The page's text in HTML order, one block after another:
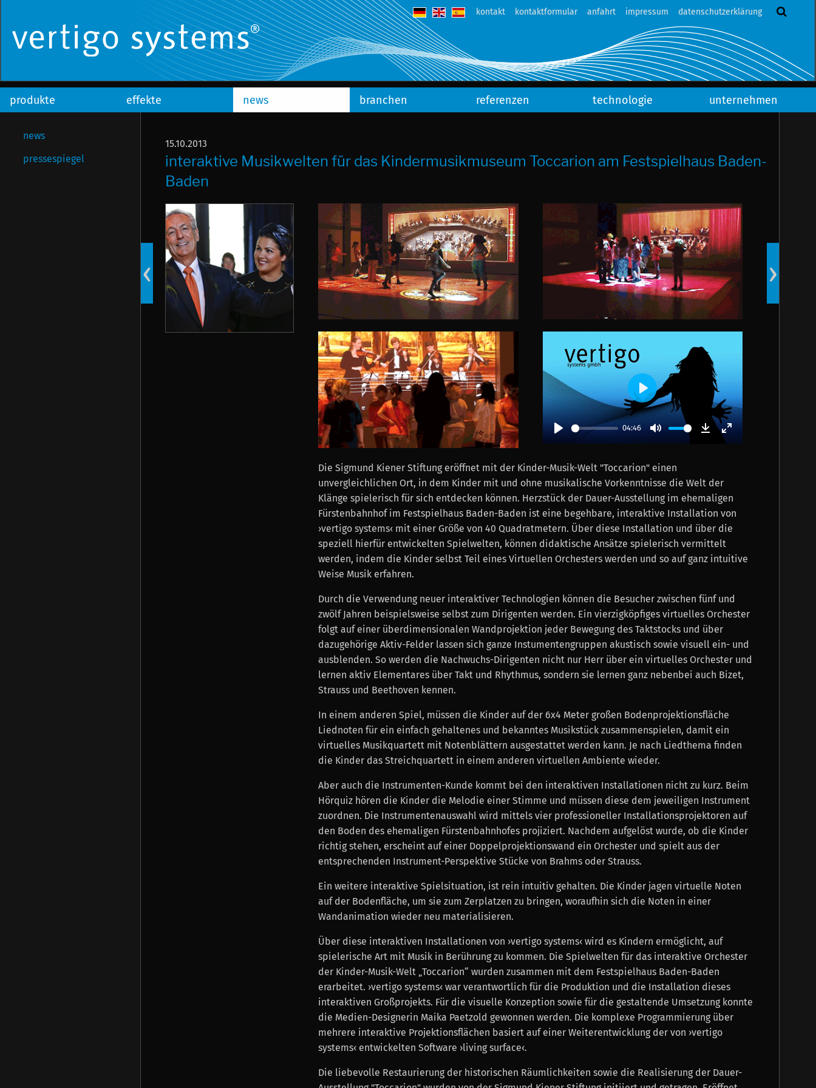
kontakt kontaktformular anfahrt impressum datenschutzerklärung
produkte effekte news branchen referenzen technologie unternehmen
news
pressespiegel
‹ ›
15.10.2013
interaktive Musikwelten für das Kindermusikmuseum Toccarion am Festspielhaus Baden-
Baden
Play
04:46
Mute Download
Enter
Play
Die Sigmund Kiener Stiftung eröffnet mit der Kinder-Musik-Welt "Toccarion" einen
unvergleichlichen Ort, in dem Kinder mit und ohne musikalische Vorkenntnisse die Welt der
Klänge spielerisch für sich entdecken können. Herzstück der Dauer-Ausstellung im ehemaligen
Fürstenbahnhof im Festspielhaus Baden-Baden ist eine begehbare, interaktive Installation von
›vertigo systems‹ mit einer Größe von 40 Quadratmetern. Über diese Installation und über die
speziell hierfür entwickelten Spielwelten, können didaktische Ansätze spielerisch vermittelt
werden, indem die Kinder selbst Teil eines Virtuellen Orchesters werden und so auf ganz intuitive
Weise Musik erfahren.
Durch die Verwendung neuer interaktiver Technologien können die Besucher zwischen fünf und
zwölf Jahren beispielsweise selbst zum Dirigenten werden. Ein vierzigköpfiges virtuelles Orchester
folgt auf einer überdimensionalen Wandprojektion jeder Bewegung des Taktstocks und über
dazugehörige Aktiv-Felder lassen sich ganze Instumentengruppen akustisch sowie visuell ein- und
ausblenden. So werden die Nachwuchs-Dirigenten nicht nur Herr über ein virtuelles Orchester und
lernen aktiv Elementares über Takt und Rhythmus, sondern sie lernen ganz nebenbei auch Bizet,
Strauss und Beethoven kennen.
In einem anderen Spiel, müssen die Kinder auf der 6x4 Meter großen Bodenprojektionsfläche
Liednoten für ein einfach gehaltenes und bekanntes Musikstück zusammenspielen, damit ein
virtuelles Musikquartett mit Notenblättern ausgestattet werden kann. Je nach Liedthema finden
die Kinder das Streichquartett in einem anderen virtuellen Ambiente wieder.
Aber auch die Instrumenten-Kunde kommt bei den interaktiven Installationen nicht zu kurz. Beim
Hörquiz hören die Kinder die Melodie einer Stimme und müssen diese dem jeweiligen Instrument
zuordnen. Die Instrumentenauswahl wird mittels vier professioneller Installationsprojektoren auf
den Boden des ehemaligen Fürstenbahnhofes projiziert. Nachdem aufgelöst wurde, ob die Kinder
richtig stehen, erscheint auf einer Doppelprojektionswand ein Orchester und spielt aus der
entsprechenden Instrument-Perspektive Stücke von Brahms oder Strauss.
Ein weitere interaktive Spielsituation, ist rein intuitiv gehalten. Die Kinder jagen virtuelle Noten
auf der Bodenfläche, um sie zum Zerplatzen zu bringen, woraufhin sich die Noten in einer
Wandanimation wieder neu materialisieren.
Über diese interaktiven Installationen von ›vertigo systems‹ wird es Kindern ermöglicht, auf
spielerische Art mit Musik in Berührung zu kommen. Die Spielwelten für das interaktive Orchester
der Kinder-Musik-Welt „Toccarion“ wurden zusammen mit dem Festspielhaus Baden-Baden
erarbeitet. ›vertigo systems‹ war verantwortlich für die Produktion und die Installation dieses
interaktiven Großprojekts. Für die visuelle Konzeption sowie für die gestaltende Umsetzung konnte
die Medien-Designerin Maika Paetzold gewonnen werden. Die komplexe Programmierung über
mehrere interaktive Projektionsflächen basiert auf einer Weiterentwicklung der von ›vertigo
systems‹ entwickelten Software ›living surface‹.
Die liebevolle Restaurierung der historischen Räumlichkeiten sowie die Realisierung der Dauer-